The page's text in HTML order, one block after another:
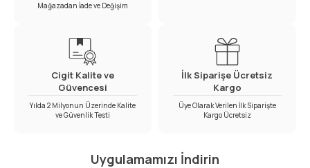
Mağazadan İade ve Değişim
Cigit Kalite ve
Güvencesi
Yılda 2 Milyonun Üzerinde Kalite
ve Güvenlik Testi
İlk Siparişe Ücretsiz
Kargo
Üye Olarak Verilen İlk Siparişte
Kargo Ücretsiz
Uygulamamızı İndirin